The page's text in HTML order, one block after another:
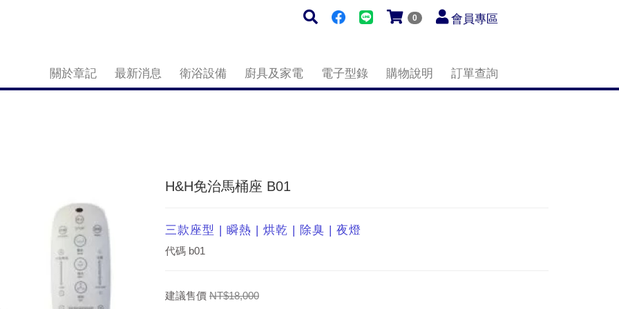
0 會員專區
關於章記 最新消息 衛浴設備 廚具及家電 電子型錄 購物說明 訂單查詢
H&H免治馬桶座 B01
三款座型 | 瞬熱 | 烘乾 | 除臭 | 夜燈
代碼 b01
建議售價 NT$18,000